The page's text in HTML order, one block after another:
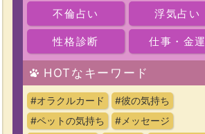
不倫占い 浮気占い
性格診断 仕事・金運
HOTなキーワード
#オラクルカード
#彼の気持ち
#ペットの気持ち
#メッセージ